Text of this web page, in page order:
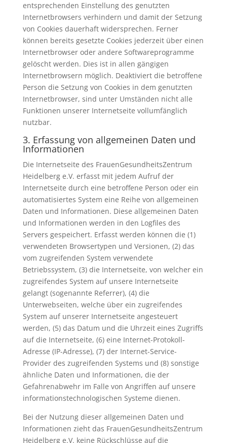
entsprechenden Einstellung des genutzten
Internetbrowsers verhindern und damit der Setzung
von Cookies dauerhaft widersprechen. Ferner
können bereits gesetzte Cookies jederzeit über einen
Internetbrowser oder andere Softwareprogramme
gelöscht werden. Dies ist in allen gängigen
Internetbrowsern möglich. Deaktiviert die betroffene
Person die Setzung von Cookies in dem genutzten
Internetbrowser, sind unter Umständen nicht alle
Funktionen unserer Internetseite vollumfänglich
nutzbar.
3. Erfassung von allgemeinen Daten und
Informationen
Die Internetseite des FrauenGesundheitsZentrum
Heidelberg e.V. erfasst mit jedem Aufruf der
Internetseite durch eine betroffene Person oder ein
automatisiertes System eine Reihe von allgemeinen
Daten und Informationen. Diese allgemeinen Daten
und Informationen werden in den Logfiles des
Servers gespeichert. Erfasst werden können die (1)
verwendeten Browsertypen und Versionen, (2) das
vom zugreifenden System verwendete
Betriebssystem, (3) die Internetseite, von welcher ein
zugreifendes System auf unsere Internetseite
gelangt (sogenannte Referrer), (4) die
Unterwebseiten, welche über ein zugreifendes
System auf unserer Internetseite angesteuert
werden, (5) das Datum und die Uhrzeit eines Zugriffs
auf die Internetseite, (6) eine Internet-Protokoll-
Adresse (IP-Adresse), (7) der Internet-Service-
Provider des zugreifenden Systems und (8) sonstige
ähnliche Daten und Informationen, die der
Gefahrenabwehr im Falle von Angriffen auf unsere
informationstechnologischen Systeme dienen.
Bei der Nutzung dieser allgemeinen Daten und
Informationen zieht das FrauenGesundheitsZentrum
Heidelberg e.V. keine Rückschlüsse auf die